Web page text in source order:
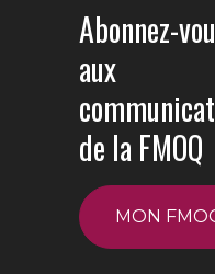
Abonnez-
aux
de la FMOQ
MON